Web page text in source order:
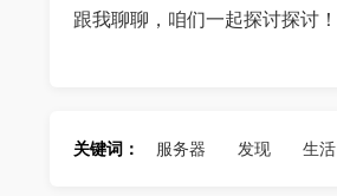
跟我聊聊，咱们一起探讨探讨！
关键词： 服务器 发现 生活